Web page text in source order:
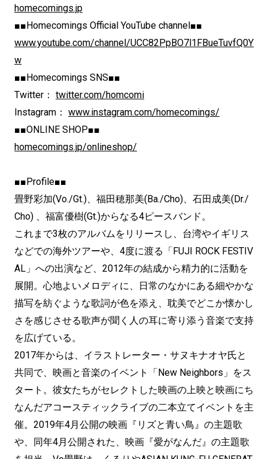
homecomings.jp
■■Homecomings Official YouTube channel■■
www.youtube.com/channel/UCC82PpBO7l1FBueTuvfQ0Y
w
■■Homecomings SNS■■
Twitter： twitter.com/homcomi
Instagram： www.instagram.com/homecomings/
■■ONLINE SHOP■■
homecomings.jp/onlineshop/
■■Profile■■
畳野彩加(Vo./Gt.)、福田穂那美(Ba./Cho)、石田成美(Dr./
Cho) 、福富優樹(Gt.)からなる4ピースバンド。
これまで3枚のアルバムをリリースし、台湾やイギリス
などでの海外ツアーや、4度に渡る「FUJI ROCK FESTIV
AL」への出演など、2012年の結成から精力的に活動を
展開。心地よいメロディに、日常のなかにある細やかな
描写を紡ぐような歌詞が色を添え、耽美でどこか懐かし
さを感じさせる歌声が聞く人の耳に寄り添う音楽で支持
を広げている。
2017年からは、イラストレーター・サヌキナオヤ氏と
共同で、映画と音楽のイベント「New Neighbors」をス
タート。彼女たちがセレクトした映画の上映と映画にち
なんだアコースティックライブの二本立てイベントを主
催。2019年4月公開の映画『リズと青い鳥』の主題歌
や、同年4月公開された、映画『愛がなんだ』の主題歌